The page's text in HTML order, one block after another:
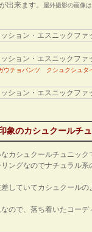
出来ます。 屋外撮影の画像
ウチョパンツ クシュクシュタ
象のカシュクールチ
カシュクールチュニック
ングなのでナチュラル
していてカシュクール
ので、落ち着いたコー